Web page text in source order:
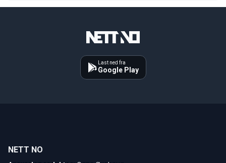
Last ned fra
Google Play
NETT NO